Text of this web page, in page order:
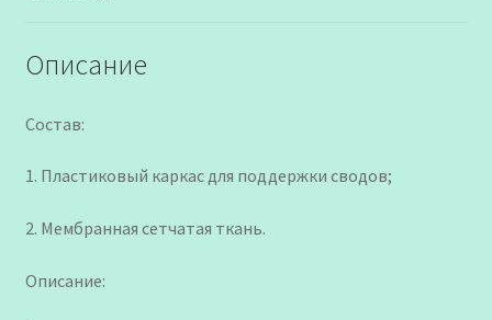
Описание
Состав:
1. Пластиковый каркас для поддержки сводов;
2. Мембранная сетчатая ткань.
Описание: